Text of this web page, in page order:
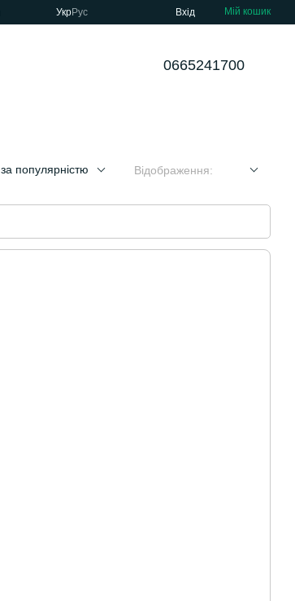
УкрРус Вхід Мій кошик
0665241700
за популярністю Відображення: